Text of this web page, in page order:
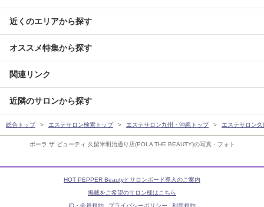
ポーラ ザ ビューティ 久留米明治通り店(POLA THE BEAUTY)の写真・フォト
近くのエリアから探す
オススメ特集から探す
関連リンク
近隣のサロンから探す
総合トップ エステサロン検索トップ エステサロン九州・沖縄トップ エステサロン
HOT PEPPER Beautyとサロンボード導入のご案内
掲載をご希望のサロン様はこちら
ID・会員規約
プライバシーポリシー 利用規約